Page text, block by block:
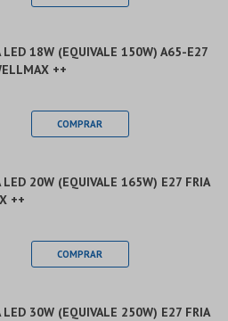
LED 18W (EQUIVALE 150W) A65-E27
++
LED 20W (EQUIVALE 165W) E27 FRIA
++
LED 30W (EQUIVALE 250W) E27 FRIA